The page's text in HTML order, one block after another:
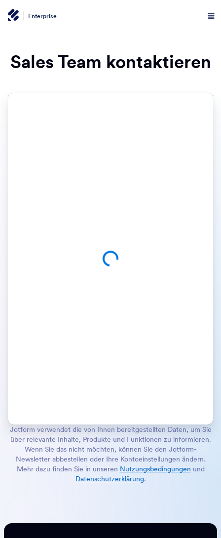
Enterprise
Sales Team kontaktieren
Jotform verwendet die von Ihnen bereitgestellten Daten, um Sie
über relevante Inhalte, Produkte und Funktionen zu informieren.
Wenn Sie das nicht möchten, können Sie den Jotform-
Newsletter abbestellen oder Ihre Kontoeinstellungen ändern.
Mehr dazu finden Sie in unseren Nutzungsbedingungen und
Datenschutzerklärung.